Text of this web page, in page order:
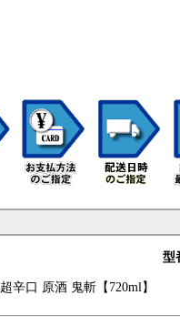
型
超辛口 原酒 鬼斬 【720ml】